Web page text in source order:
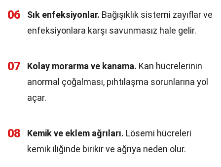
06 Sık enfeksiyonlar. Bağışıklık sistemi zayıflar ve
enfeksiyonlara karşı savunmasız hale gelir.
07 Kolay morarma ve kanama. Kan hücrelerinin
anormal çoğalması, pıhtılaşma sorunlarına yol
açar.
08 Kemik ve eklem ağrıları. Lösemi hücreleri
kemik iliğinde birikir ve ağrıya neden olur.